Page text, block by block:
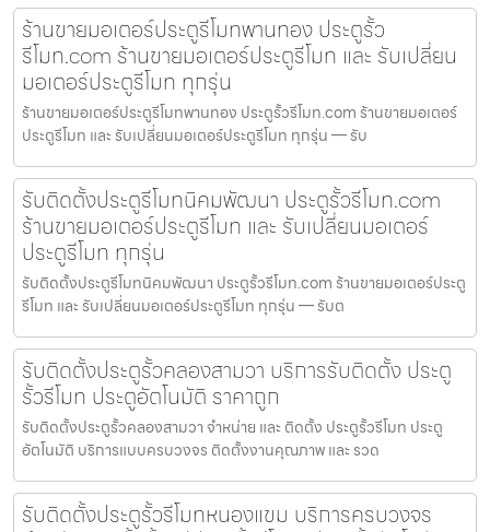
ร้านขายมอเตอร์ประตูรีโมทพานทอง ประตูรั้ว
รีโมท.com ร้านขายมอเตอร์ประตูรีโมท และ รับเปลี่ยน
มอเตอร์ประตูรีโมท ทุกรุ่น
ร้านขายมอเตอร์ประตูรีโมทพานทอง ประตูรั้วรีโมท.com ร้านขายมอเตอร์
ประตูรีโมท และ รับเปลี่ยนมอเตอร์ประตูรีโมท ทุกรุ่น — รับ
รับติดตั้งประตูรีโมทนิคมพัฒนา ประตูรั้วรีโมท.com
ร้านขายมอเตอร์ประตูรีโมท และ รับเปลี่ยนมอเตอร์
ประตูรีโมท ทุกรุ่น
รับติดตั้งประตูรีโมทนิคมพัฒนา ประตูรั้วรีโมท.com ร้านขายมอเตอร์ประตู
รีโมท และ รับเปลี่ยนมอเตอร์ประตูรีโมท ทุกรุ่น — รับต
รับติดตั้งประตูรั้วคลองสามวา บริการรับติดตั้ง ประตู
รั้วรีโมท ประตูอัตโนมัติ ราคาถูก
รับติดตั้งประตูรั้วคลองสามวา จำหน่าย และ ติดตั้ง ประตูรั้วรีโมท ประตู
อัตโนมัติ บริการแบบครบวงจร ติดตั้งงานคุณภาพ และ รวด
รับติดตั้งประตูรั้วรีโมทหนองแขม บริการครบวงจร